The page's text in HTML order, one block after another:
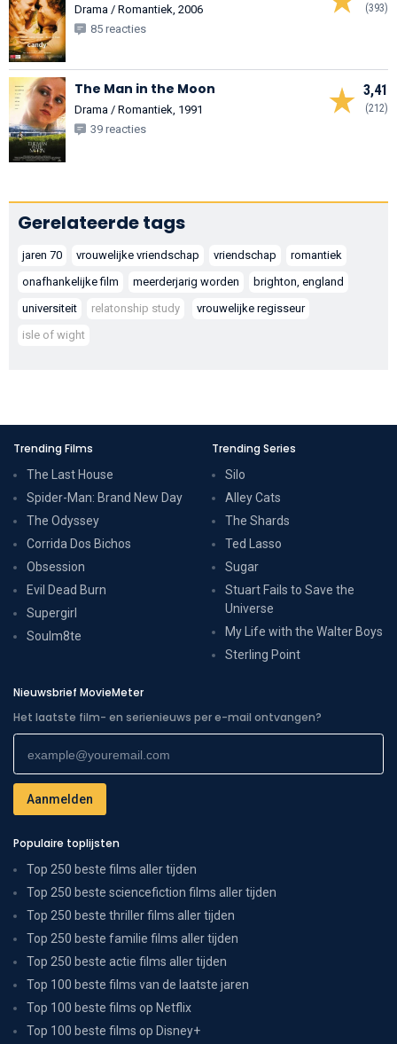
(393)
Drama / Romantiek, 2006
85 reacties
3,41
(212)
The Man in the Moon
Drama / Romantiek, 1991
39 reacties
Gerelateerde tags
jaren 70 vrouwelijke vriendschap vriendschap
romantiek
onafhankelijke film
meerderjarig worden
brighton, england
universiteit
relatonship study
vrouwelijke regisseur
isle of wight
Trending Films
The Last House
Spider-Man: Brand New Day
The Odyssey
Corrida Dos Bichos
Obsession
Evil Dead Burn
Supergirl
Soulm8te
Trending Series
Silo
Alley Cats
The Shards
Ted Lasso
Sugar
Stuart Fails to Save the
Universe
My Life with the Walter Boys
Sterling Point
Nieuwsbrief MovieMeter
Het laatste film- en serienieuws per e-mail ontvangen?
Populaire toplijsten
Top 250 beste films aller tijden
Top 250 beste sciencefiction films aller tijden
Top 250 beste thriller films aller tijden
Top 250 beste familie films aller tijden
Top 250 beste actie films aller tijden
Top 100 beste films van de laatste jaren
Top 100 beste films op Netflix
Top 100 beste films op Disney+